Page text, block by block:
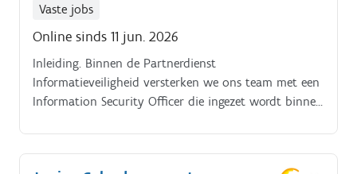
Vaste jobs
Online sinds 11 jun. 2026
Inleiding. Binnen de Partnerdienst
Informatieveiligheid versterken we ons team met een
Information Security Officer die ingezet wordt binnen